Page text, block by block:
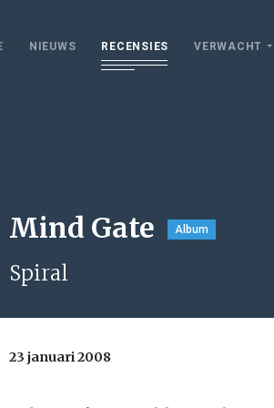
NIEUWS RECENSIES VERWACHT
Mind Gate Album
Spiral
23 januari 2008